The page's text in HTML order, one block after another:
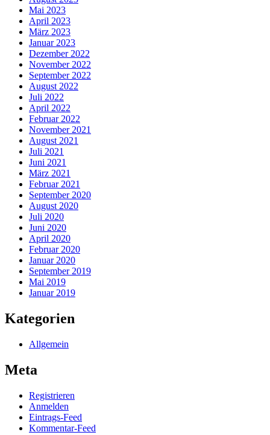
Mai 2023
April 2023
März 2023
Januar 2023
Dezember 2022
November 2022
September 2022
August 2022
Juli 2022
April 2022
Februar 2022
November 2021
August 2021
Juli 2021
Juni 2021
März 2021
Februar 2021
September 2020
August 2020
Juli 2020
Juni 2020
April 2020
Februar 2020
Januar 2020
September 2019
Mai 2019
Januar 2019
Kategorien
Allgemein
Meta
Registrieren
Anmelden
Eintrags-Feed
Kommentar-Feed